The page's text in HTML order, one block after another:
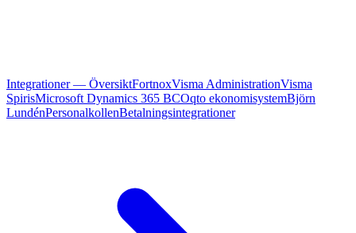
Integrationer — ÖversiktFortnoxVisma AdministrationVisma
SpirisMicrosoft Dynamics 365 BCOqto ekonomisystemBjörn
LundénPersonalkollenBetalningsintegrationer